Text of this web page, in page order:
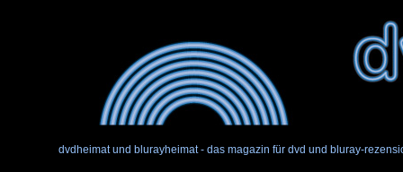
dvdheimat und blurayheimat - das magazin für dvd und bluray-